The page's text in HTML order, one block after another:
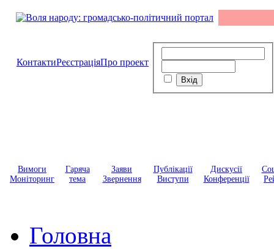
КонтактиРеєстраціяПро проект
Вимоги
Моніторинг
Гаряча
тема
Заяви
Звернення
Публікації
Виступи
Дискусії
Конференції
Головна